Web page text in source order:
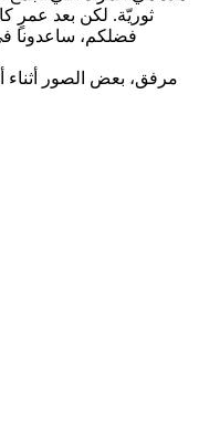
ثوريّة. لكن بعد عمرٍ
فضلكم، ساعدونا في